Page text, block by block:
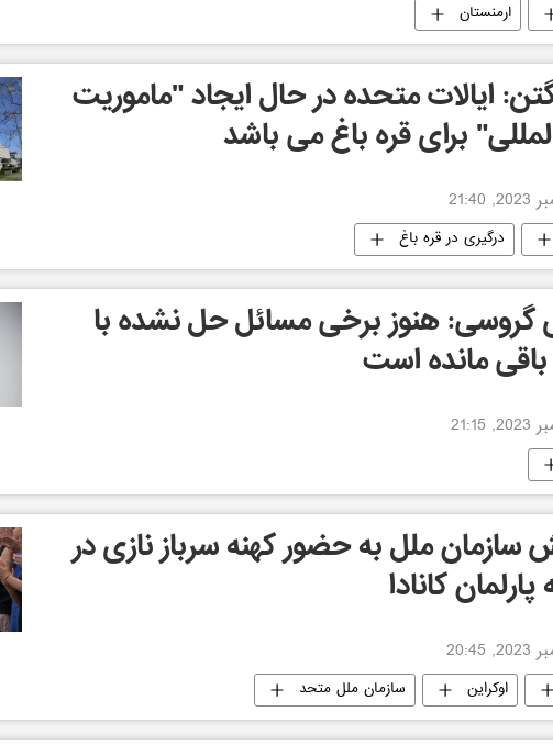
ارمنستان
ایالات متحده در حال ایجاد "ماموریت
برای قره باغ می باشد
درگیری در قره باغ
گروسی: هنوز برخی مسائل حل‌ نشده‌ با
باقی مانده است
سازمان ملل به حضور کهنه سرباز نازی در
کانادا
اوکراین سازمان ملل متحد